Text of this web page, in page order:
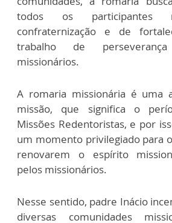
todos os participantes
confraternização e de
trabalho de
missionários.
A romaria missionária é uma
missão, que significa o
Missões Redentoristas, e por
um momento privilegiado para
renovarem o espírito
pelos missionários.
Nesse sentido, padre Inácio
diversas comunidades